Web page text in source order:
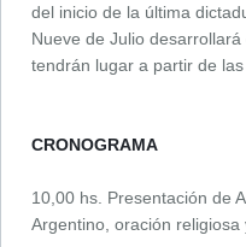
del inicio de la última
Nueve de Julio
tendrán lugar a partir de
CRONOGRAMA
10,00 hs. Presentación de
Argentino, oración religiosa